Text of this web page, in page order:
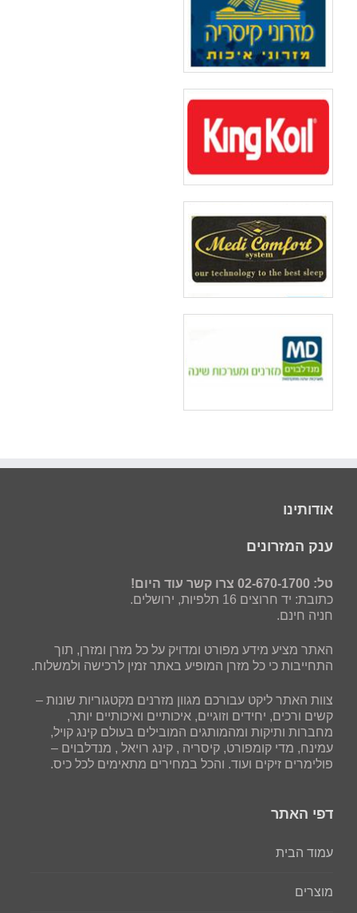
אודותינו
ענק המזרונים
טל: 02-670-1700 צרו קשר עוד היום!
כתובת: יד חרוצים 16 תלפיות, ירושלים.
חניה חינם.
האתר מציע מידע מפורט ומדויק על כל מזרן ומזרן, תוך
התחייבות כי כל מזרן המופיע באתר זמין לרכישה ולמשלוח.
צוות האתר ליקט עבורכם מגוון מזרנים מקטגוריות שונות –
קשים ורכים, יחידים וזוגיים, איכותיים ואיכותיים יותר,
מחברות ותיקות ומהמותגים המובילים בעולם קינג קויל,
עמינח, מדי קומפורט, קיסריה , קינג רויאל , מנדלבוים –
פולימרים זיקים ועוד. והכל במחירים מתאימים לכל כיס.
דפי האתר
עמוד הבית
מוצרים